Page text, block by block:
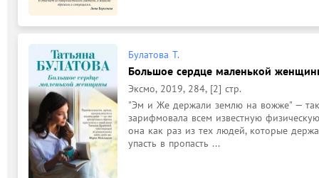
Булатова Т.
Большое сердце маленькой
Эксмо, 2019, 284, [2] стр.
"Эм и Же держали землю на вожже" — так
зарифмовала всем известную
она как раз из тех людей, которые
упасть в пропасть ...